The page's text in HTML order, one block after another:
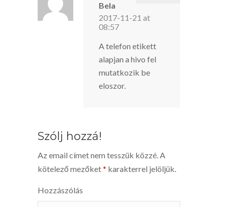
Bela
2017-11-21 at
08:57
A telefon etikett
alapjan a hivo fel
mutatkozik be
eloszor.
Szólj hozzá!
Az email címet nem tesszük közzé.A
kötelező mezőket* karakterrel jelöljük.
Hozzászólás